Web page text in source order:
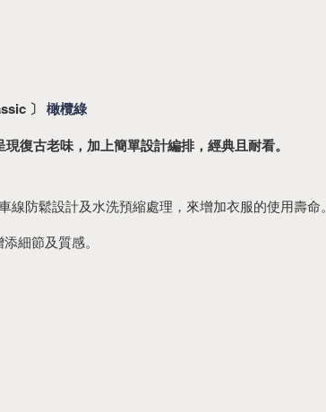
〕 橄欖綠
復古老味，加上簡單設計編排，經典且耐看。
防鬆設計及水洗預縮處理，來增加衣服的使用壽命。
細節及質感。